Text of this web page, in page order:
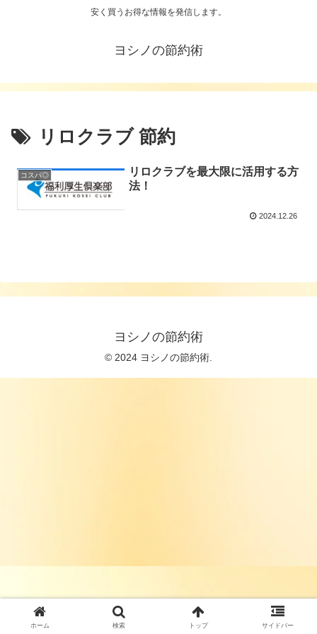
安く買うお得な情報を発信します。
ヨシノの節約術
リロクラブ 節約
コスパ◎
リロクラブを最大限に活用する方
法！
2024.12.26
ヨシノの節約術
© 2024 ヨシノの節約術.
ホーム 検索 トップ サイドバー